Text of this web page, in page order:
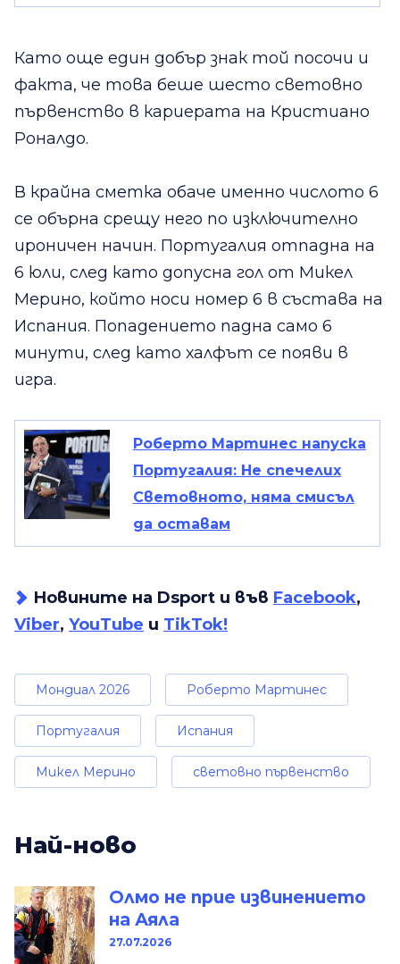
Като още един добър знак той посочи и
факта, че това беше шесто световно
първенство в кариерата на Кристиано
Роналдо.
В крайна сметка обаче именно числото 6
се обърна срещу него по изключително
ироничен начин. Португалия отпадна на
6 юли, след като допусна гол от Микел
Мерино, който носи номер 6 в състава на
Испания. Попадението падна само 6
минути, след като халфът се появи в
игра.
Роберто Мартинес напуска
Португалия: Не спечелих
Световното, няма смисъл
да оставам
Новините на Dsport и във Facebook,
Viber, YouTube и TikTok!
Мондиал 2026 Роберто Мартинес
Португалия Испания
Микел Мерино световно първенство
Най-ново
Олмо не прие извинението
на Аяла
27.07.2026